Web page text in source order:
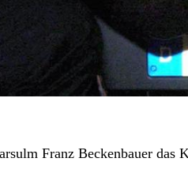
Franz Beckenbauer